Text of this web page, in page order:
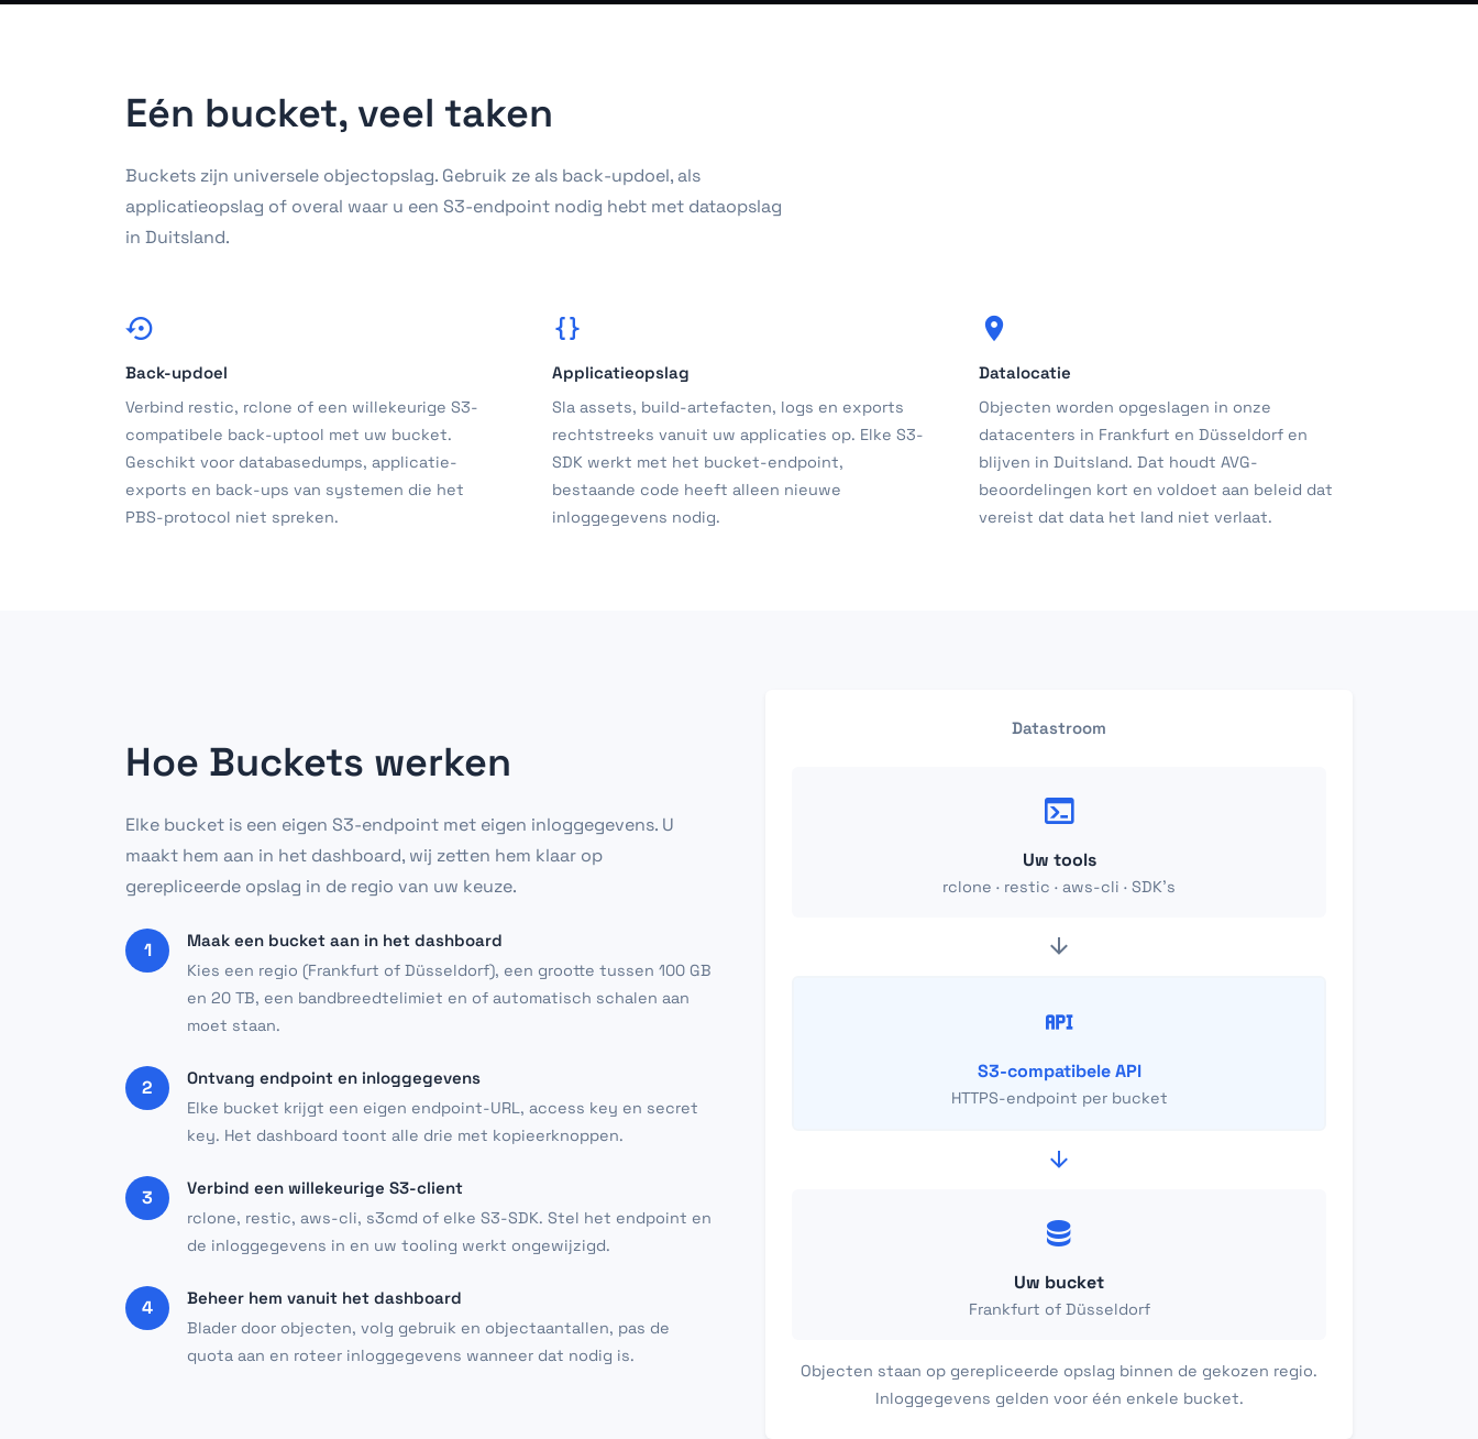
Eén bucket, veel taken
Buckets zijn universele objectopslag. Gebruik ze als back-updoel, als
applicatieopslag of overal waar u een S3-endpoint nodig hebt met dataopslag
in Duitsland.
Back-updoel
Verbind restic, rclone of een willekeurige S3-
compatibele back-uptool met uw bucket.
Geschikt voor databasedumps, applicatie-
exports en back-ups van systemen die het
PBS-protocol niet spreken.
Applicatieopslag
Sla assets, build-artefacten, logs en exports
rechtstreeks vanuit uw applicaties op. Elke S3-
SDK werkt met het bucket-endpoint,
bestaande code heeft alleen nieuwe
inloggegevens nodig.
Datalocatie
Objecten worden opgeslagen in onze
datacenters in Frankfurt en Düsseldorf en
blijven in Duitsland. Dat houdt AVG-
beoordelingen kort en voldoet aan beleid dat
vereist dat data het land niet verlaat.
Hoe Buckets werken
Elke bucket is een eigen S3-endpoint met eigen inloggegevens. U
maakt hem aan in het dashboard, wij zetten hem klaar op
gerepliceerde opslag in de regio van uw keuze.
1 Maak een bucket aan in het dashboard
Kies een regio (Frankfurt of Düsseldorf), een grootte tussen 100 GB
en 20 TB, een bandbreedtelimiet en of automatisch schalen aan
moet staan.
2 Ontvang endpoint en inloggegevens
Elke bucket krijgt een eigen endpoint-URL, access key en secret
key. Het dashboard toont alle drie met kopieerknoppen.
3 Verbind een willekeurige S3-client
rclone, restic, aws-cli, s3cmd of elke S3-SDK. Stel het endpoint en
de inloggegevens in en uw tooling werkt ongewijzigd.
4 Beheer hem vanuit het dashboard
Blader door objecten, volg gebruik en objectaantallen, pas de
quota aan en roteer inloggegevens wanneer dat nodig is.
Datastroom
Uw tools
rclone · restic · aws-cli · SDK's
S3-compatibele API
HTTPS-endpoint per bucket
Uw bucket
Frankfurt of Düsseldorf
Objecten staan op gerepliceerde opslag binnen de gekozen regio.
Inloggegevens gelden voor één enkele bucket.